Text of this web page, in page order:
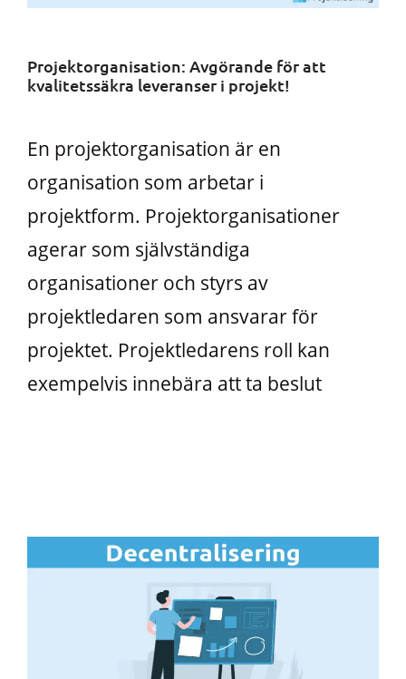
Projektorganisation: Avgörande för att
kvalitetssäkra leveranser i projekt!
En projektorganisation är en
organisation som arbetar i
projektform. Projektorganisationer
agerar som självständiga
organisationer och styrs av
projektledaren som ansvarar för
projektet. Projektledarens roll kan
exempelvis innebära att ta beslut